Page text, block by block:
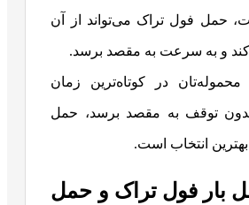
حمل فول تراک می‌تواند از آن
و به سرعت به مقصد برسد.
محموله‌تان در کوتاه‌ترین زمان
توقف به مقصد برسد، حمل
انتخاب است.
بار فول تراک و حمل